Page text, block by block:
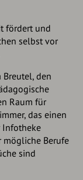
fördert und
selbst vor
Breutel, den
Raum für
das einen
Infotheke
mögliche Berufe
sind